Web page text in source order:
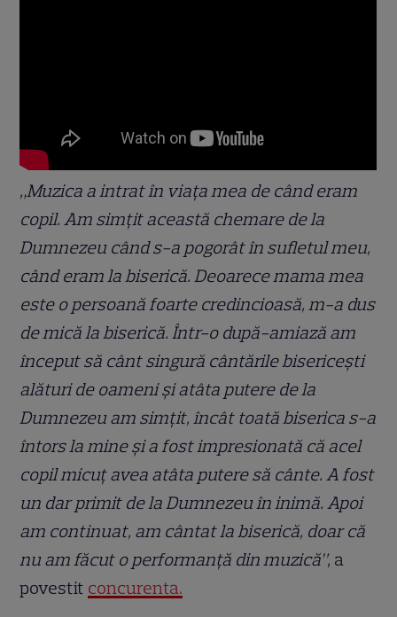
„Muzica a intrat în viața mea de când eram
copil. Am simțit această chemare de la
Dumnezeu când s-a pogorât în sufletul meu,
când eram la biserică. Deoarece mama mea
este o persoană foarte credincioasă, m-a dus
de mică la biserică. Într-o după-amiază am
început să cânt singură cântările bisericești
alături de oameni și atâta putere de la
Dumnezeu am simțit, încât toată biserica s-a
întors la mine și a fost impresionată că acel
copil micuț avea atâta putere să cânte. A fost
un dar primit de la Dumnezeu în inimă. Apoi
am continuat, am cântat la biserică, doar că
nu am făcut o performanță din muzică”, a
povestit concurenta.